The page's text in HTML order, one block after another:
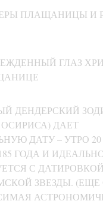
ПЛАЩАНИЦЫ И
ГЛАЗ
ДЕНДЕРСКИЙ
ДАЕТ
ДАТУ – УТРО 20
ГОДА И
С ДАТИРОВКОЙ
ЗВЕЗДЫ. (ЕЩЕ